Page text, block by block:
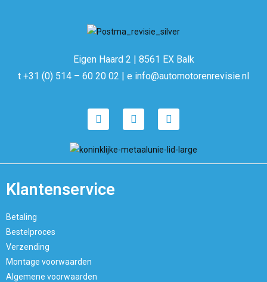
Eigen Haard 2 | 8561 EX Balk
t +31 (0) 514 – 60 20 02 | e info@automotorenrevisie.nl
Klantenservice
Betaling
Bestelproces
Verzending
Montage voorwaarden
Algemene voorwaarden